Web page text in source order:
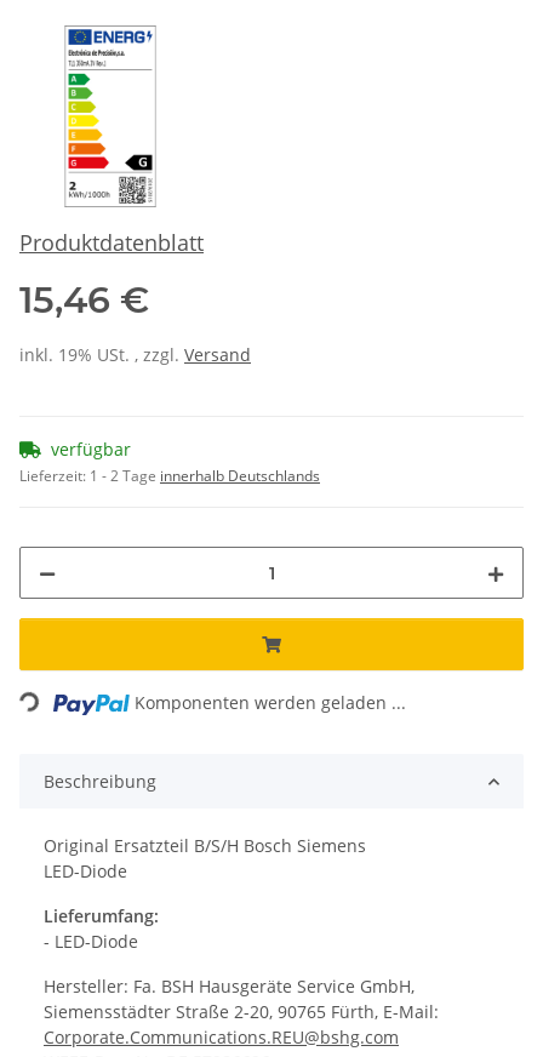
Produktdatenblatt
15,46 €
inkl. 19% USt. , zzgl. Versand
verfügbar
Lieferzeit: 1 - 2 Tage innerhalb Deutschlands
Komponenten werden geladen ...
Beschreibung
Original Ersatzteil B/S/H Bosch Siemens
LED-Diode
Lieferumfang:
- LED-Diode
Hersteller: Fa. BSH Hausgeräte Service GmbH,
Siemensstädter Straße 2-20, 90765 Fürth, E-Mail:
Corporate.Communications.REU@bshg.com